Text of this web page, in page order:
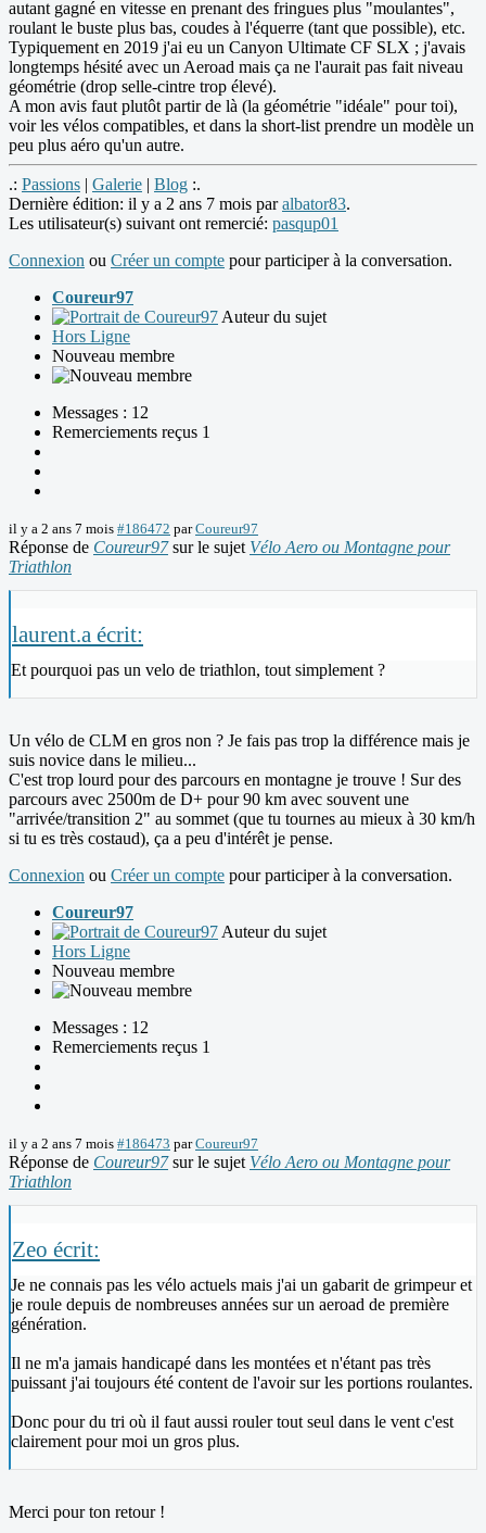
autant gagné en vitesse en prenant des fringues plus "moulantes",
roulant le buste plus bas, coudes à l'équerre (tant que possible), etc.
Typiquement en 2019 j'ai eu un Canyon Ultimate CF SLX ; j'avais
longtemps hésité avec un Aeroad mais ça ne l'aurait pas fait niveau
géométrie (drop selle-cintre trop élevé).
A mon avis faut plutôt partir de là (la géométrie "idéale" pour toi),
voir les vélos compatibles, et dans la short-list prendre un modèle un
peu plus aéro qu'un autre.
.: Passions | Galerie | Blog :.
Dernière édition: il y a 2 ans 7 mois paralbator83.
Les utilisateur(s) suivant ont remercié: pasqup01
Connexion ou Créer un compte pour participer à la conversation.
Coureur97
Auteur du sujet
Hors Ligne
Nouveau membre
Messages : 12
Remerciements reçus 1
il y a 2 ans 7 mois #186472 parCoureur97
Réponse de Coureur97sur le sujet Vélo Aero ou Montagne pour
Triathlon
laurent.a écrit:
Et pourquoi pas un velo de triathlon, tout simplement ?
Un vélo de CLM en gros non ? Je fais pas trop la différence mais je
suis novice dans le milieu...
C'est trop lourd pour des parcours en montagne je trouve ! Sur des
parcours avec 2500m de D+ pour 90 km avec souvent une
"arrivée/transition 2" au sommet (que tu tournes au mieux à 30 km/h
si tu es très costaud), ça a peu d'intérêt je pense.
Connexion ou Créer un compte pour participer à la conversation.
Coureur97
Auteur du sujet
Hors Ligne
Nouveau membre
Messages : 12
Remerciements reçus 1
il y a 2 ans 7 mois #186473 parCoureur97
Réponse de Coureur97sur le sujet Vélo Aero ou Montagne pour
Triathlon
Zeo écrit:
Je ne connais pas les vélo actuels mais j'ai un gabarit de grimpeur et
je roule depuis de nombreuses années sur un aeroad de première
génération.
Il ne m'a jamais handicapé dans les montées et n'étant pas très
puissant j'ai toujours été content de l'avoir sur les portions roulantes.
Donc pour du tri où il faut aussi rouler tout seul dans le vent c'est
clairement pour moi un gros plus.
Merci pour ton retour !